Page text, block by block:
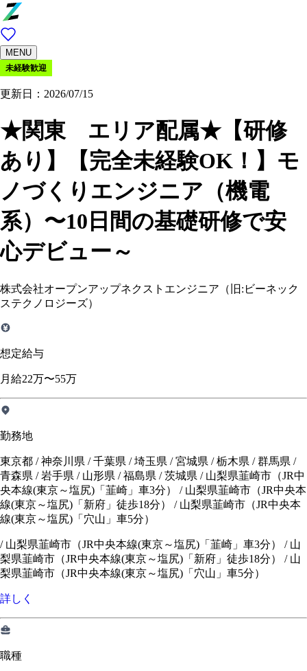
MENU
未経験歓迎
更新日：2026/07/15
★関東 エリア配属★【研修
あり】【完全未経験OK！】モ
ノづくりエンジニア（機電
系）〜10日間の基礎研修で安
心デビュー～
株式会社オープンアップネクストエンジニア（旧:ビーネック
ステクノロジーズ）
想定給与
月給22万〜55万
勤務地
東京都 / 神奈川県 / 千葉県 / 埼玉県 / 宮城県 / 栃木県 / 群馬県 /
青森県 / 岩手県 / 山形県 / 福島県 / 茨城県 / 山梨県韮崎市（JR中
央本線(東京～塩尻)「韮崎」車3分） / 山梨県韮崎市（JR中央本
線(東京～塩尻)「新府」徒歩18分） / 山梨県韮崎市（JR中央本
線(東京～塩尻)「穴山」車5分）
/ 山梨県韮崎市（JR中央本線(東京～塩尻)「韮崎」車3分） / 山
梨県韮崎市（JR中央本線(東京～塩尻)「新府」徒歩18分）
/ 山
梨県韮崎市（JR中央本線(東京～塩尻)「穴山」車5分）
詳しく
職種